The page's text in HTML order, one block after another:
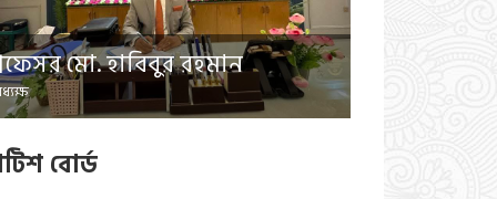
মো. হাবিবুর রহমান
বোর্ড